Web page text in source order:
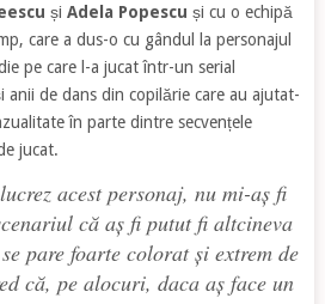
și Adela Popescu și cu o echipă
care a dus-o cu gândul la personajul
pe care l-a jucat într-un serial
anii de dans din copilărie care au ajutat-
în parte dintre secvențele
jucat.
acest personaj, nu mi-aș fi
că aș fi putut fi altcineva
pare foarte colorat și extrem de
că, pe alocuri, daca aș face un